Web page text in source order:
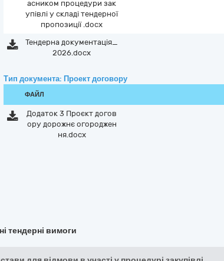
асником процедури зак
упівлі у складі тендерної
пропозиції .docx
Тендерна документація_
2026.docx
Тип документа: Проект договору
ФАЙЛ
Додаток 3 Проєкт догов
ору дорожнє огороджен
ня.docx
тендерні вимоги